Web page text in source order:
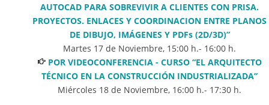
AUTOCAD PARA SOBREVIVIR A CLIENTES CON PRISA.
PROYECTOS. ENLACES Y COORDINACION ENTRE PLANOS
DE DIBUJO, IMÁGENES Y PDFs (2D/3D)”
Martes 17 de Noviembre, 15:00 h.- 16:00 h.
POR VIDEOCONFERENCIA - CURSO “EL ARQUITECTO
TÉCNICO EN LA CONSTRUCCIÓN INDUSTRIALIZADA”
Miércoles 18 de Noviembre, 16:00 h.- 17:30 h.